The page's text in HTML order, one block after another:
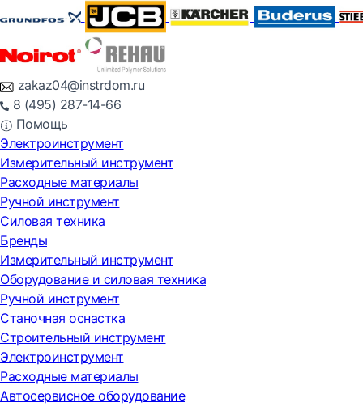
zakaz04@instrdom.ru
8 (495) 287-14-66
Помощь
Электроинструмент
Измерительный инструмент
Расходные материалы
Ручной инструмент
Силовая техника
Бренды
Измерительный инструмент
Оборудование и силовая техника
Ручной инструмент
Станочная оснастка
Строительный инструмент
Электроинструмент
Расходные материалы
Автосервисное оборудование